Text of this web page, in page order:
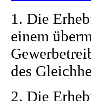
1. Die
einem
des
2. Die